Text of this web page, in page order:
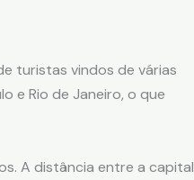
turistas vindos de várias
e Rio de Janeiro, o que
A distância entre a capital